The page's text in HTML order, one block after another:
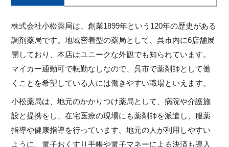
株式会社小松薬局は、創業1899年という120年の歴史がある
調剤薬局です。地域密着型の薬局として、呉市内に6店舗展
開しており、本店はユニークな外観でも知られています。
マイカー通勤可で転勤なしなので、呉市で薬剤師として働
くことを希望している人には働きやすい職場といえます。
小松薬局は、地元のかかりつけ薬局として、病院や介護施
設と提携をし、在宅医療の現場にも薬剤師を派遣し、服薬
指導や健康指導を行っています。地元の人が利用しやすい
ように、電子おくすり手帳や電子マネーによる決済も導入